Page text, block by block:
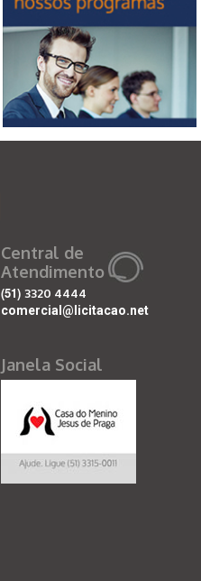
Central de
Atendimento
(51) 3320 4444
comercial@licitacao.net
Janela Social